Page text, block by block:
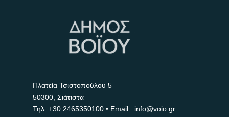
Πλατεία Τσιστοπούλου 5
50300, Σιάτιστα
Τηλ. +30 2465350100 • Email : info@voio.gr